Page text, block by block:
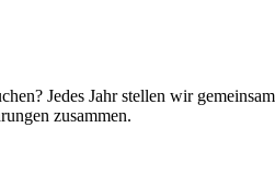
Jedes Jahr stellen wir
zusammen.